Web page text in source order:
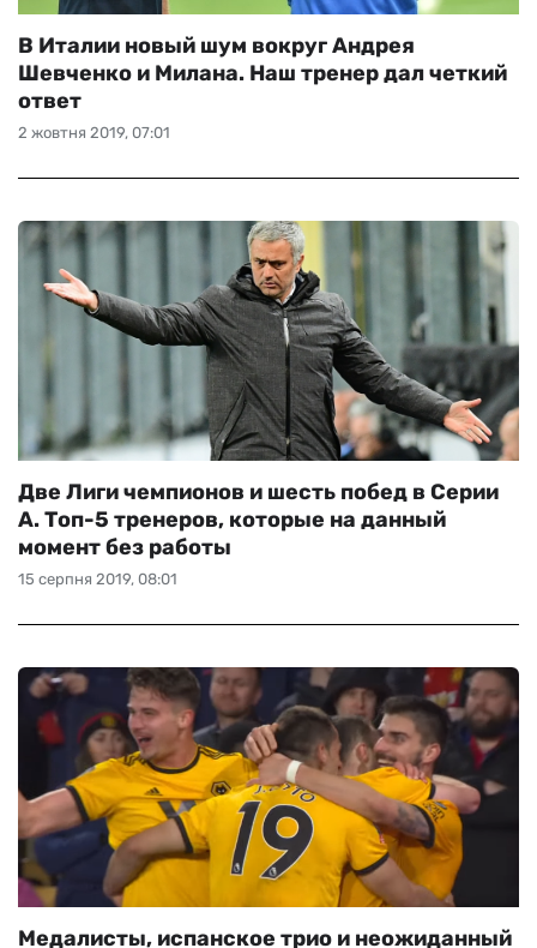
2 жовтня 2019, 07:01
В Италии новый шум вокруг Андрея
Шевченко и Милана. Наш тренер дал четкий
ответ
15 серпня 2019, 08:01
Две Лиги чемпионов и шесть побед в Серии
А. Топ-5 тренеров, которые на данный
момент без работы
Медалисты, испанское трио и неожиданный